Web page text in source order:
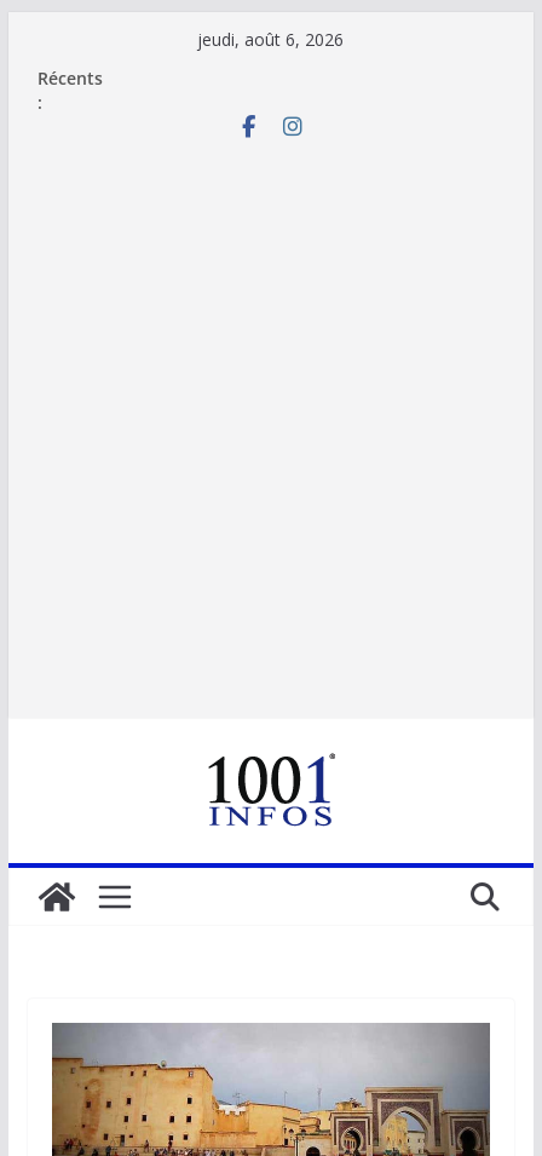
contenu
jeudi, août 6, 2026
Récents
: